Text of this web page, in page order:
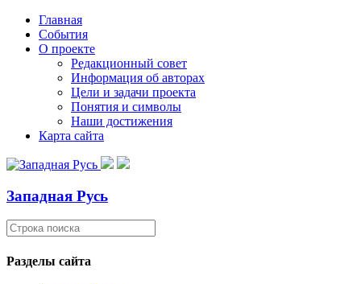
Главная
События
О проекте
Редакционный совет
Информация об авторах
Цели и задачи проекта
Понятия и символы
Наши достижения
Карта сайта
Западная Русь
Разделы сайта